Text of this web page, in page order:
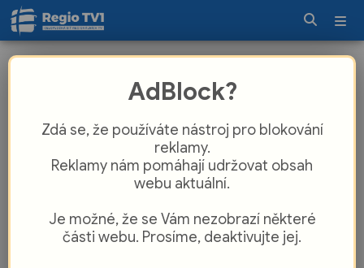
nad Libercem rozhodli Toure a Sojka
AdBlock?
Zdá se, že používáte nástroj pro blokování
reklamy.
Reklamy nám pomáhají udržovat obsah
webu aktuální.
Je možné, že se Vám nezobrazí některé
části webu. Prosíme, deaktivujte jej.